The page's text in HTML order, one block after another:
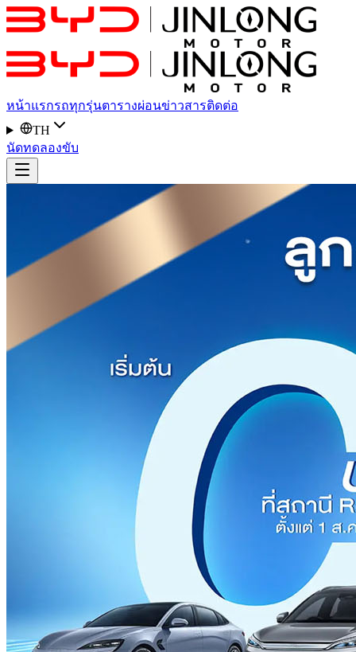
หน้าแรกรถทุกรุ่นตารางผ่อนข่าวสารติดต่อ
TH
นัดทดลองขับ